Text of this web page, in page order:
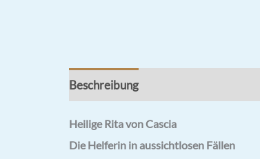
Beschreibung
Heilige Rita von Cascia
Die Helferin in aussichtlosen Fällen